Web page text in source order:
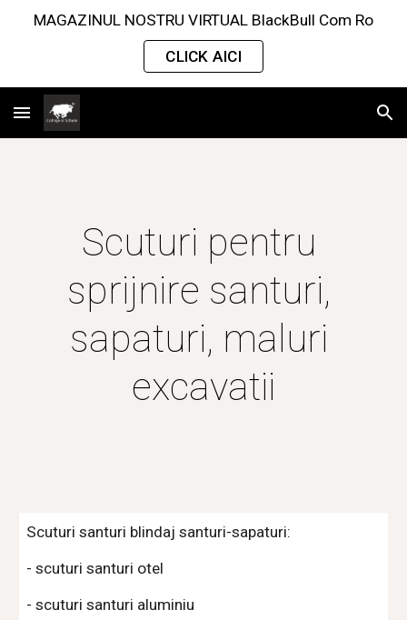
MAGAZINUL NOSTRU VIRTUAL BlackBull Com Ro
CLICK AICI
Scuturi pentru
sprijnire santuri,
sapaturi, maluri
excavatii
Scuturi santuri blindaj santuri-sapaturi:
- scuturi santuri otel
- scuturi santuri aluminiu